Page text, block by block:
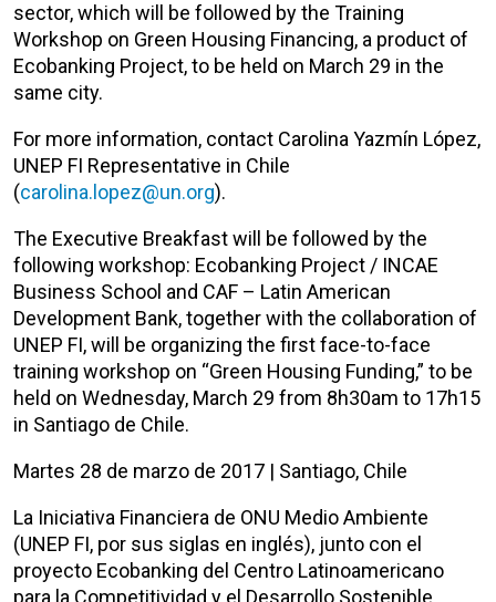
sector, which will be followed by the Training
Workshop on Green Housing Financing, a product of
Ecobanking Project, to be held on March 29 in the
same city.
For more information, contact Carolina Yazmín López,
UNEP FI Representative in Chile
(carolina.lopez@un.org).
The Executive Breakfast will be followed by the
following workshop: Ecobanking Project / INCAE
Business School and CAF – Latin American
Development Bank, together with the collaboration of
UNEP FI, ​​will be organizing the first face-to-face
training workshop on “Green Housing Funding,” to be
held on Wednesday, March 29 from 8h30am to 17h15
in Santiago de Chile.
Martes 28 de marzo de 2017 | Santiago, Chile
La Iniciativa Financiera de ONU Medio Ambiente
(UNEP FI, por sus siglas en inglés), junto con el
proyecto Ecobanking del Centro Latinoamericano